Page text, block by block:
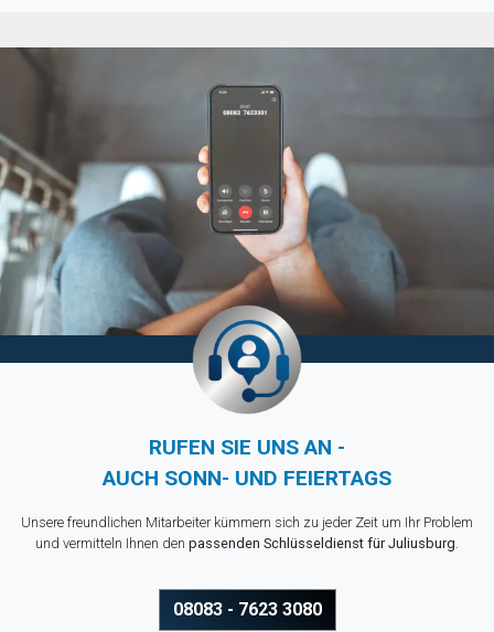
RUFEN SIE UNS AN -
AUCH SONN- UND FEIERTAGS
Unsere freundlichen Mitarbeiter kümmern sich zu jeder Zeit um Ihr Problem
und vermitteln Ihnen den passenden Schlüsseldienst für Juliusburg.
08083 - 7623 3080